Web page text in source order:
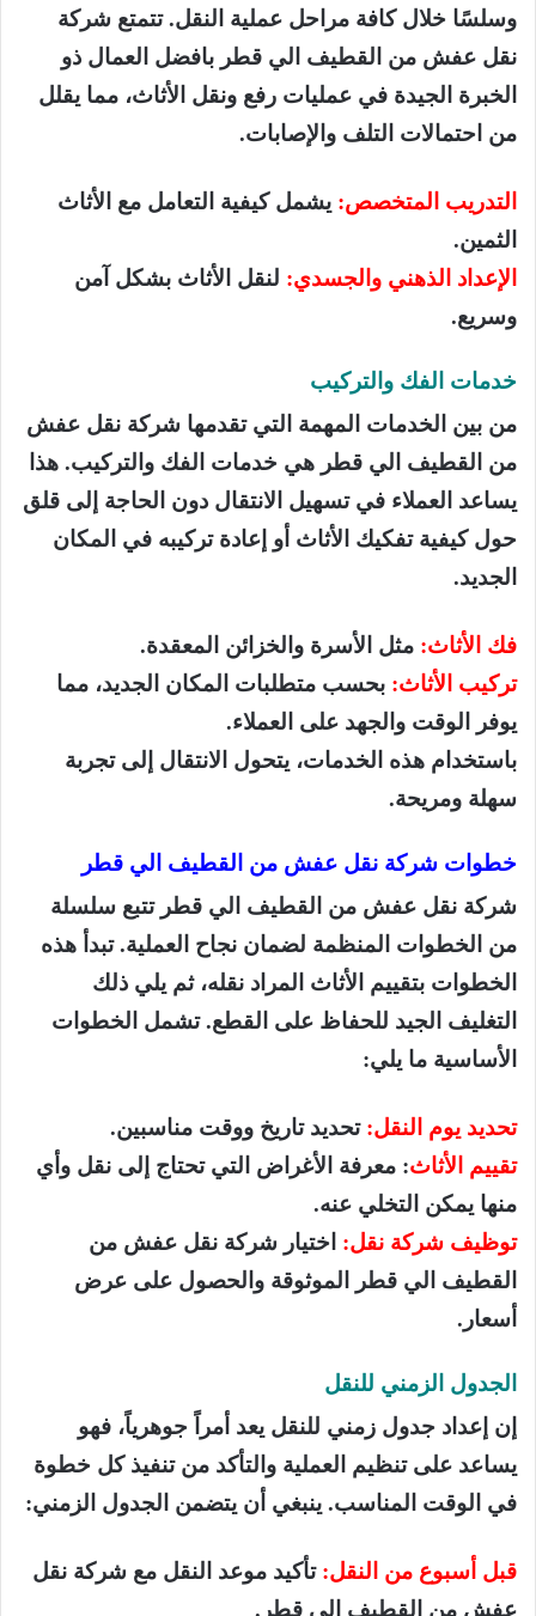
وسلسًا خلال كافة مراحل عملية النقل. تتمتع شركة
نقل عفش من القطيف الي قطر بافضل العمال ذو
الخبرة الجيدة في عمليات رفع ونقل الأثاث، مما يقلل
من احتمالات التلف والإصابات.
التدريب المتخصص: يشمل كيفية التعامل مع الأثاث
الثمين.
الإعداد الذهني والجسدي: لنقل الأثاث بشكل آمن
وسريع.
خدمات الفك والتركيب
من بين الخدمات المهمة التي تقدمها شركة نقل عفش
من القطيف الي قطر هي خدمات الفك والتركيب. هذا
يساعد العملاء في تسهيل الانتقال دون الحاجة إلى قلق
حول كيفية تفكيك الأثاث أو إعادة تركيبه في المكان
الجديد.
فك الأثاث: مثل الأسرة والخزائن المعقدة.
تركيب الأثاث: بحسب متطلبات المكان الجديد، مما
يوفر الوقت والجهد على العملاء.
باستخدام هذه الخدمات، يتحول الانتقال إلى تجربة
سهلة ومريحة.
خطوات شركة نقل عفش من القطيف الي قطر
شركة نقل عفش من القطيف الي قطر تتبع سلسلة
من الخطوات المنظمة لضمان نجاح العملية. تبدأ هذه
الخطوات بتقييم الأثاث المراد نقله، ثم يلي ذلك
التغليف الجيد للحفاظ على القطع. تشمل الخطوات
الأساسية ما يلي:
تحديد يوم النقل:تحديد تاريخ ووقت مناسبين.
تقييم الأثاث: معرفة الأغراض التي تحتاج إلى نقل وأي
منها يمكن التخلي عنه.
توظيف شركة نقل: اختيار شركة نقل عفش من
القطيف الي قطر الموثوقة والحصول على عرض
أسعار.
الجدول الزمني للنقل
إن إعداد جدول زمني للنقل يعد أمراً جوهرياً، فهو
يساعد على تنظيم العملية والتأكد من تنفيذ كل خطوة
في الوقت المناسب. ينبغي أن يتضمن الجدول الزمني:
قبل أسبوع من النقل:تأكيد موعد النقل مع شركة نقل
عفش من القطيف الي قطر.